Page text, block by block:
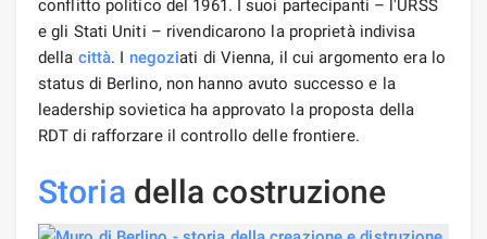
conflitto politico del 1961. I suoi partecipanti – l'URSS
e gli Stati Uniti – rivendicarono la proprietà indivisa
della città. I negoziati di Vienna, il cui argomento era lo
status di Berlino, non hanno avuto successo e la
leadership sovietica ha approvato la proposta della
RDT di rafforzare il controllo delle frontiere.
Storia della costruzione